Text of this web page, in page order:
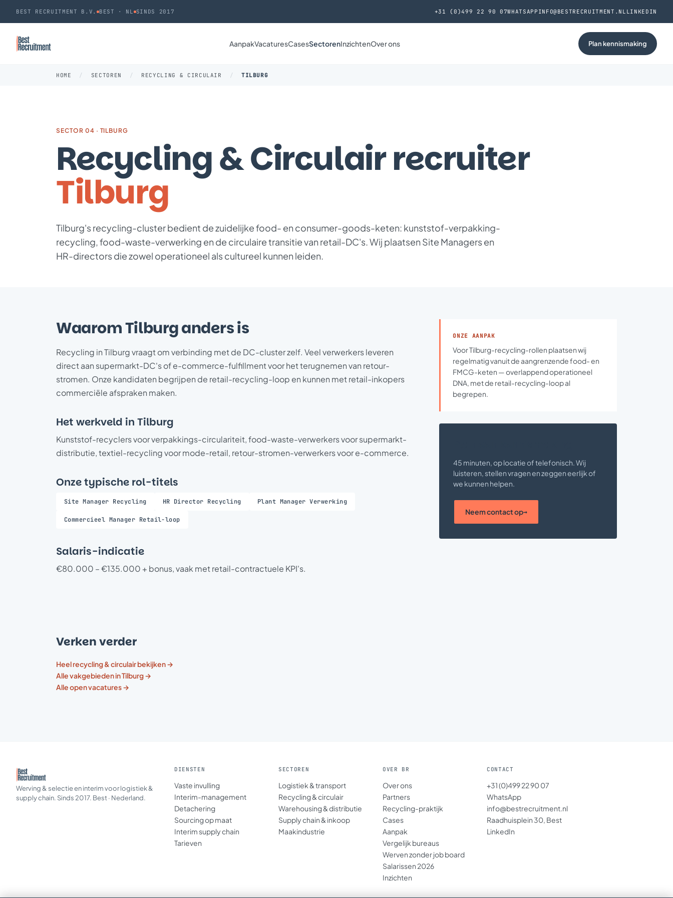
BEST RECRUITMENT B.V. BEST · NL SINDS 2017 +31 (0)499 22 90 07WHATSAPP INFO@BESTRECRUITMENT.NL LINKEDIN
AanpakVacaturesCasesSectorenInzichtenOver ons Plan kennismaking
HOME / SECTOREN / RECYCLING & CIRCULAIR / TILBURG
SECTOR 04 · TILBURG
Recycling & Circulair recruiter
Tilburg
Tilburg's recycling-cluster bedient de zuidelijke food- en consumer-goods-keten: kunststof-verpakking-
recycling, food-waste-verwerking en de circulaire transitie van retail-DC's. Wij plaatsen Site Managers en
HR-directors die zowel operationeel als cultureel kunnen leiden.
Waarom Tilburg anders is
Recycling in Tilburg vraagt om verbinding met de DC-cluster zelf. Veel verwerkers leveren
direct aan supermarkt-DC's of e-commerce-fulfillment voor het terugnemen van retour-
stromen. Onze kandidaten begrijpen de retail-recycling-loop en kunnen met retail-inkopers
commerciële afspraken maken.
Het werkveld in Tilburg
Kunststof-recyclers voor verpakkings-circulariteit, food-waste-verwerkers voor supermarkt-
distributie, textiel-recycling voor mode-retail, retour-stromen-verwerkers voor e-commerce.
Onze typische rol-titels
Site Manager Recycling HR Director Recycling Plant Manager Verwerking
Commercieel Manager Retail-loop
Salaris-indicatie
€80.000 – €135.000 + bonus, vaak met retail-contractuele KPI's.
ONZE AANPAK
Voor Tilburg-recycling-rollen plaatsen wij
regelmatig vanuit de aangrenzende food- en
FMCG-keten — overlappend operationeel
DNA, met de retail-recycling-loop al
begrepen.
45 minuten, op locatie of telefonisch. Wij
luisteren, stellen vragen en zeggen eerlijk of
we kunnen helpen.
Neem contact op→
Verken verder
Heel recycling & circulair bekijken →
Alle vakgebieden in Tilburg →
Alle open vacatures →
Werving & selectie en interim voor logistiek &
supply chain. Sinds 2017. Best · Nederland.
DIENSTEN
Vaste invulling
Interim-management
Detachering
Sourcing op maat
Interim supply chain
Tarieven
SECTOREN
Logistiek & transport
Recycling & circulair
Warehousing & distributie
Supply chain & inkoop
Maakindustrie
OVER BR
Over ons
Partners
Recycling-praktijk
Cases
Aanpak
Vergelijk bureaus
Werven zonder job board
Salarissen 2026
Inzichten
CONTACT
+31 (0)499 22 90 07
WhatsApp
info@bestrecruitment.nl
Raadhuisplein 30, Best
LinkedIn